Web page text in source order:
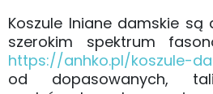
Koszule lniane damskie
szerokim spektrum
https://anhko.pl/koszule-
od dopasowanych,